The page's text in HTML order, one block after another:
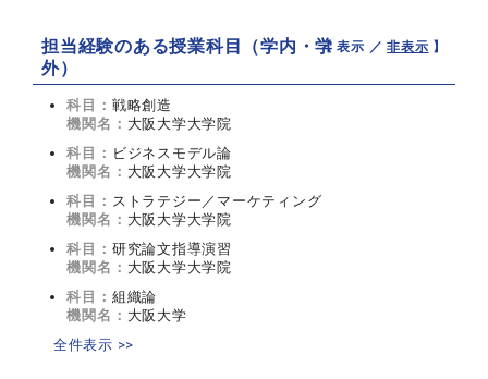
担当経験のある授業科目（学内・学
外）
【 表示 ／非表示 】
科目： 戦略創造
機関名： 大阪大学大学院
科目： ビジネスモデル論
機関名： 大阪大学大学院
科目： ストラテジー／マーケティング
機関名： 大阪大学大学院
科目： 研究論文指導演習
機関名： 大阪大学大学院
科目： 組織論
機関名： 大阪大学
全件表示 >>